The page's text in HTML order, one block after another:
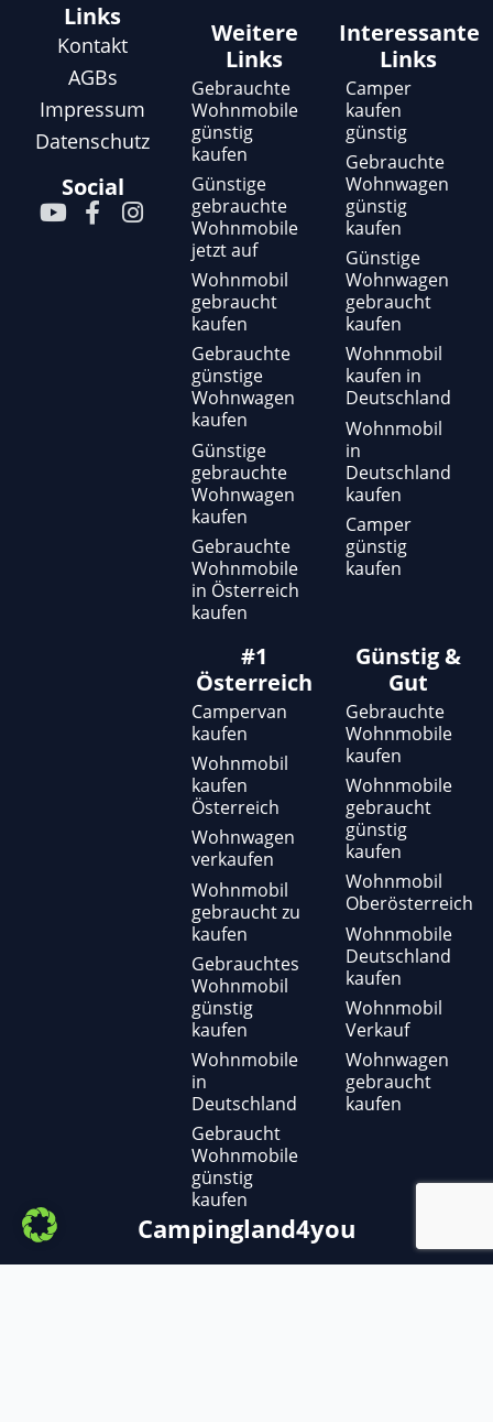
Links
Kontakt
AGBs
Impressum
Datenschutz
Social
Y F
a
I
Weitere
Links
Gebrauchte
Wohnmobile
günstig
kaufen
Günstige
gebrauchte
Wohnmobile
jetzt auf
Wohnmobil
gebraucht
kaufen
Gebrauchte
günstige
Wohnwagen
kaufen
Günstige
gebrauchte
Wohnwagen
kaufen
Gebrauchte
Wohnmobile
in Österreich
kaufen
Interessante
Links
Camper
kaufen
günstig
Gebrauchte
Wohnwagen
günstig
kaufen
Günstige
Wohnwagen
gebraucht
kaufen
Wohnmobil
kaufen in
Deutschland
Wohnmobil
in
Deutschland
kaufen
Camper
günstig
kaufen
#1
Österreich
Campervan
kaufen
Wohnmobil
kaufen
Österreich
Wohnwagen
verkaufen
Wohnmobil
gebraucht zu
kaufen
Gebrauchtes
Wohnmobil
günstig
kaufen
Wohnmobile
in
Deutschland
Gebraucht
Wohnmobile
günstig
kaufen
Günstig &
Gut
Gebrauchte
Wohnmobile
kaufen
Wohnmobile
gebraucht
günstig
kaufen
Wohnmobil
Oberösterreich
Wohnmobile
Deutschland
kaufen
Wohnmobil
Verkauf
Wohnwagen
gebraucht
kaufen
Campingland4you